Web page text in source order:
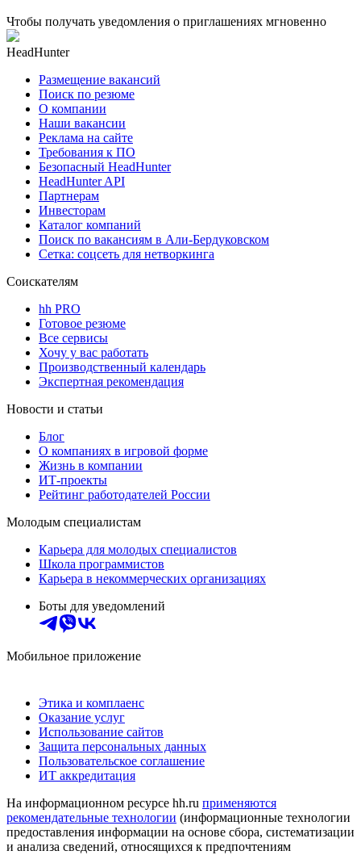
Чтобы получать уведомления о приглашениях мгновенно
HeadHunter
Размещение вакансий
Поиск по резюме
О компании
Наши вакансии
Реклама на сайте
Требования к ПО
Безопасный HeadHunter
HeadHunter API
Партнерам
Инвесторам
Каталог компаний
Поиск по вакансиям в Али-Бердуковском
Сетка: соцсеть для нетворкинга
Соискателям
hh PRO
Готовое резюме
Все сервисы
Хочу у вас работать
Производственный календарь
Экспертная рекомендация
Новости и статьи
Блог
О компаниях в игровой форме
Жизнь в компании
ИТ-проекты
Рейтинг работодателей России
Молодым специалистам
Карьера для молодых специалистов
Школа программистов
Карьера в некоммерческих организациях
Боты для уведомлений
Мобильное приложение
Этика и комплаенс
Оказание услуг
Использование сайтов
Защита персональных данных
Пользовательское соглашение
ИТ аккредитация
На информационном ресурсе hh.ru применяются
рекомендательные технологии (информационные технологии
предоставления информации на основе сбора, систематизации
и анализа сведений, относящихся к предпочтениям